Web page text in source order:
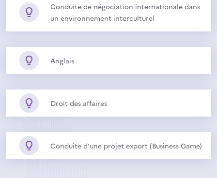
Conduite de négociation internationale dans
un environnement interculturel
Anglais
Droit des affaires
Conduite d’une projet export (Business Game)